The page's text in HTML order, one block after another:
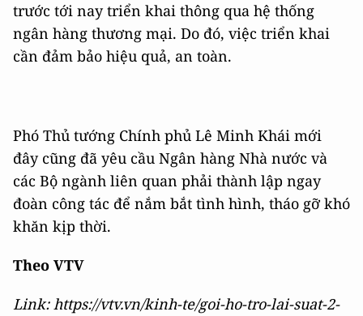
trước tới nay triển khai thông qua hệ thống
ngân hàng thương mại. Do đó, việc triển khai
cần đảm bảo hiệu quả, an toàn.
Phó Thủ tướng Chính phủ Lê Minh Khái mới
đây cũng đã yêu cầu Ngân hàng Nhà nước và
các Bộ ngành liên quan phải thành lập ngay
đoàn công tác để nắm bắt tình hình, tháo gỡ khó
khăn kịp thời.
Theo VTV
Link: https://vtv.vn/kinh-te/goi-ho-tro-lai-suat-2-